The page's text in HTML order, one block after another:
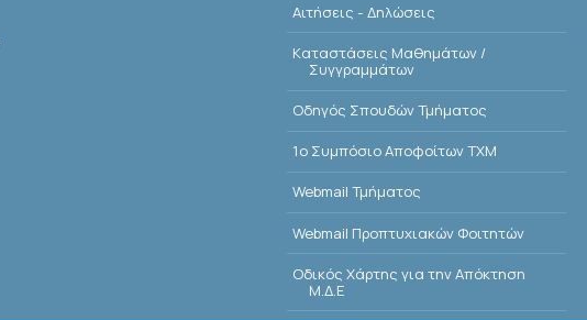
Αιτήσεις - Δηλώσεις
Kαταστάσεις Μαθημάτων /
Συγγραμμάτων
Οδηγός Σπουδών Τμήματος
1o Συμπόσιο Αποφοίτων ΤΧΜ
Webmail Τμήματος
Webmail Προπτυχιακών Φοιτητών
Οδικός Χάρτης για την Απόκτηση
Μ.Δ.Ε